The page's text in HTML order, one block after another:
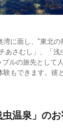
に面し、"東北の
さむし」、「浅
ルの旅先として
もできます。彼
温泉」の